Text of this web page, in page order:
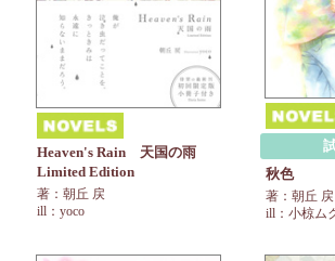
Heaven's Rain 天国の雨
Limited Edition
著：朝丘 戻
ill：yoco
秋色
著：朝丘 戻
ill：小椋ム